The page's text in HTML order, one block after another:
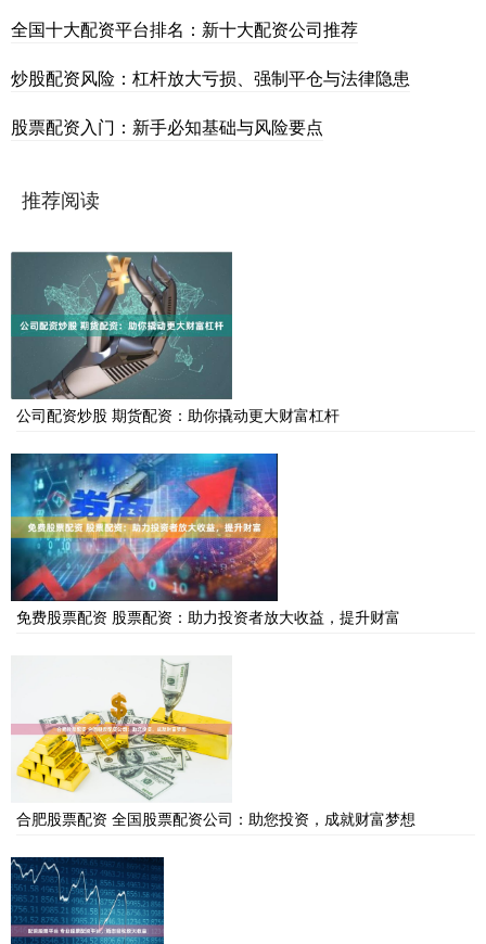
全国十大配资平台排名：新十大配资公司推荐
炒股配资风险：杠杆放大亏损、强制平仓与法律隐患
股票配资入门：新手必知基础与风险要点
推荐阅读
公司配资炒股 期货配资：助你撬动更大财富杠杆
免费股票配资 股票配资：助力投资者放大收益，提升财富
合肥股票配资 全国股票配资公司：助您投资，成就财富梦想